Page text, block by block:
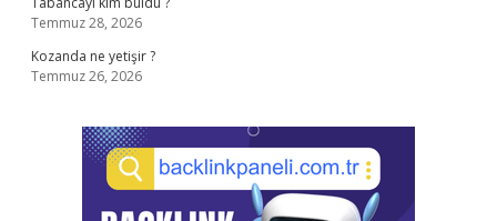
Temmuz 28, 2026
Kozanda ne yetişir ?
Temmuz 26, 2026